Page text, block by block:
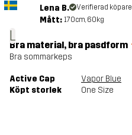
L
Lena B. Verifierad köpare
Mått: 170cm, 60kg
Bra material, bra pasdform
Bra sommarkeps
Active Cap
Vapor Blue
Köpt storlek
One Size